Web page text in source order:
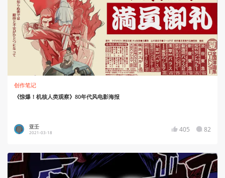
创作笔记
《惊爆！机核人类观察》80年代风电影海报
亚壬
2021-03-18 405 82